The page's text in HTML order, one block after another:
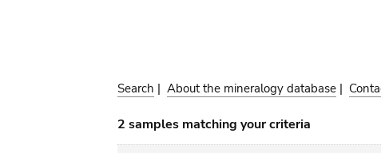
Search | About the mineralogy database |
2 samples matching your criteria